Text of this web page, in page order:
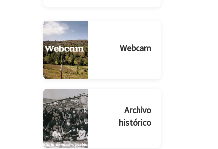
Webcam
Archivo
histórico